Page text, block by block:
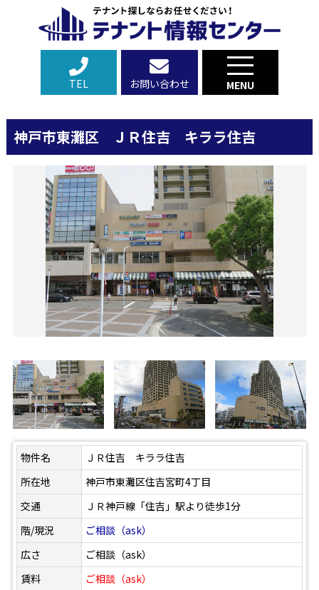
TEL お問い合わせ MENU
神戸市東灘区 ＪＲ住吉 キララ住吉
物件名
ＪＲ住吉 キララ住吉
所在地
神戸市東灘区住吉宮町4丁目
交通
ＪＲ神戸線「住吉」駅より徒歩1分
階/現況
ご相談（ask）
広さ
ご相談（ask）
賃料
ご相談（ask）